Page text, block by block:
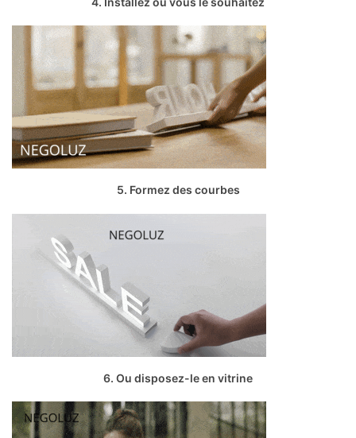
5. Formez des courbes
6. Ou disposez-le en vitrine